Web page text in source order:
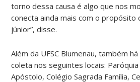
torno dessa causa é algo que nos
conecta ainda mais com o propósito
júnior”, disse.
Além da UFSC Blumenau, também
coleta nos seguintes locais: Paróquia
Apóstolo, Colégio Sagrada Família,